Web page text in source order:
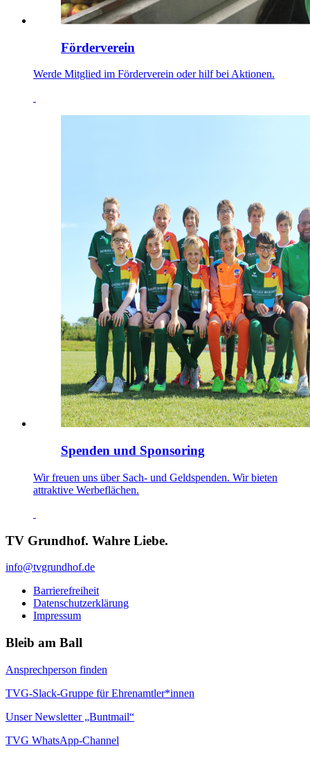
Förderverein
Werde Mitglied im Förderverein oder hilf bei Aktionen.
Spenden und Sponsoring
Wir freuen uns über Sach- und Geldspenden. Wir bieten
attraktive Werbeflächen.
TV Grundhof. Wahre Liebe.
info@tvgrundhof.de
Barrierefreiheit
Datenschutzerklärung
Impressum
Bleib am Ball
Ansprechperson finden
TVG-Slack-Gruppe für Ehrenamtler*innen
Unser Newsletter „Buntmail“
TVG WhatsApp-Channel